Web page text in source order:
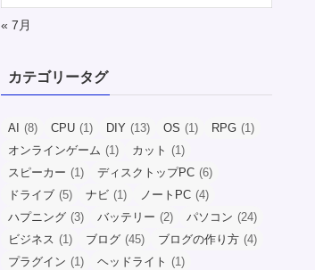
« 7月
カテゴリータグ
AI (8) CPU (1) DIY (13) OS (1) RPG (1)
オンラインゲーム (1) カット (1)
スピーカー (1) ディスクトップPC (6)
ドライブ (5) ナビ (1) ノートPC (4)
ハプニング (3) バッテリー (2) パソコン (24)
ビジネス (1) ブログ (45) ブログの作り方 (4)
プラグイン (1) ヘッドライト (1)